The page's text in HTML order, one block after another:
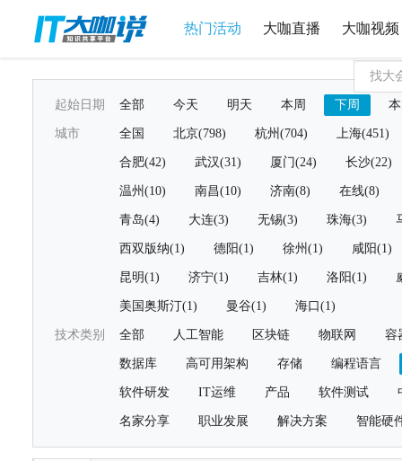
热门活动 大咖直播 大咖视频
起始日期 全部 今天 明天 本周 下周
城市 全国 北京(798) 杭州(704) 上海(451)
合肥(42) 武汉(31) 厦门(24) 长沙(22)
温州(10) 南昌(10) 济南(8) 在线(8)
青岛(4) 大连(3) 无锡(3) 珠海(3)
西双版纳(1) 德阳(1) 徐州(1) 咸阳(1)
昆明(1) 济宁(1) 吉林(1) 洛阳(1)
美国奥斯汀(1) 曼谷(1) 海口(1)
技术类别 全部 人工智能 区块链 物联网 容
数据库 高可用架构 存储 编程语言
软件研发 IT运维 产品 软件测试
名家分享 职业发展 解决方案 智能硬